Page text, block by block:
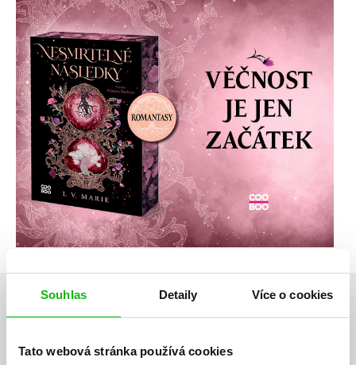
Souhlas Detaily Více o cookies
Tato webová stránka používá cookies
Posty, které by tě mohly zajímat